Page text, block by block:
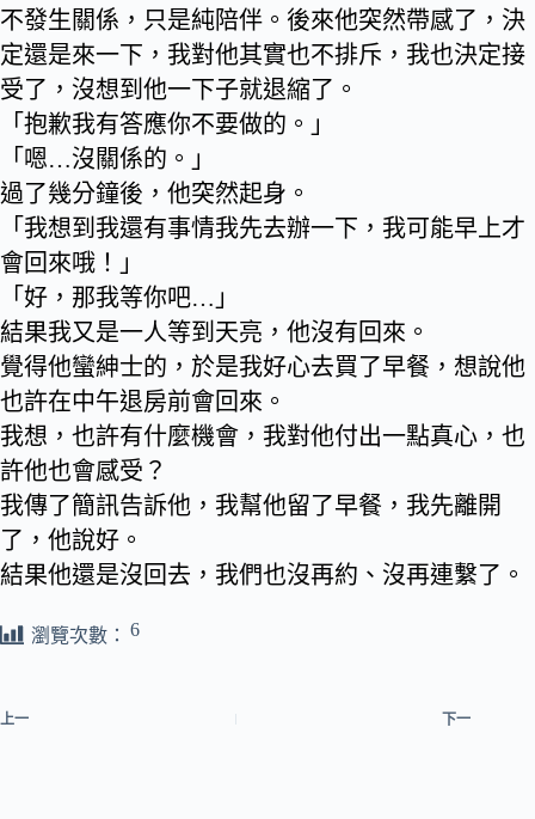
不發生關係，只是純陪伴。後來他突然帶感了，決
定還是來一下，我對他其實也不排斥，我也決定接
受了，沒想到他一下子就退縮了。
「抱歉我有答應你不要做的。」
「嗯…沒關係的。」
過了幾分鐘後，他突然起身。
「我想到我還有事情我先去辦一下，我可能早上才
會回來哦！」
「好，那我等你吧…」
結果我又是一人等到天亮，他沒有回來。
覺得他蠻紳士的，於是我好心去買了早餐，想說他
也許在中午退房前會回來。
我想，也許有什麼機會，我對他付出一點真心，也
許他也會感受？
我傳了簡訊告訴他，我幫他留了早餐，我先離開
了，他說好。
結果他還是沒回去，我們也沒再約、沒再連繫了。
瀏覽次數： 6
上一 下一